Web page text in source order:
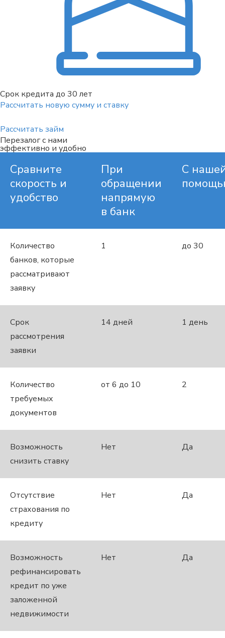
Срок кредита до 30 лет
Рассчитать новую сумму и ставку
Рассчитать займ
Перезалог с нами
эффективно и удобно
Сравните
скорость и
удобство
При
обращении
напрямую
в банк
С
Количество
банков, которые
рассматривают
заявку
1 до 30
Срок
рассмотрения
заявки
14 дней 1 день
Количество
требуемых
документов
от 6 до 10 2
Возможность
снизить ставку
Нет Да
Отсутствие
страхования по
кредиту
Нет Да
Возможность
рефинансировать
кредит по уже
заложенной
недвижимости
Нет Да